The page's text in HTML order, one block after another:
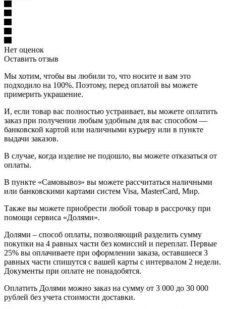
Нет оценок
Оставить отзыв
Мы хотим, чтобы вы любили то, что носите и вам это
подходило на 100%. Поэтому, перед оплатой вы можете
примерить украшение.
И, если товар вас полностью устраивает, вы можете оплатить
заказ при получении любым удобным для вас способом —
банковской картой или наличными курьеру или в пункте
выдачи заказов.
В случае, когда изделие не подошло, вы можете отказаться от
оплаты.
В пункте «Самовывоз» вы можете рассчитаться наличными
или банковскими картами систем Visa, MasterCard, Мир.
Также вы можете приобрести любой товар в рассрочку при
помощи сервиса «Долями».
Долями – способ оплаты, позволяющий разделить сумму
покупки на 4 равных части без комиссий и переплат. Первые
25% вы оплачиваете при оформлении заказа, оставшиеся 3
равных части спишутся с вашей карты с интервалом 2 недели.
Документы при оплате не понадобятся.
Оплатить Долями можно заказ на сумму от 3 000 до 30 000
рублей без учета стоимости доставки.